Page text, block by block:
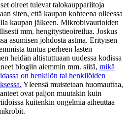
oireet tulevat talokauppariitoja
siten, että kaupan kohteena olleessa
kaupan jälkeen. Mikrobivaurioiden
mm. hengitystieoireilua. Joskus
asumisen johdosta astma. Erityisen
tuntua perheen lasten
heidän altistuttuaan uudessa kodissa
blogiin aiemmin mm. siitä, mikä
on henkilön tai henkilöiden
Yleensä muistetaan huomauttaa,
ovat paljon muutakin kuin
kuitenkin ongelmia aiheuttaa